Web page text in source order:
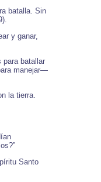
batalla. Sin
y ganar,
para batallar
manejar—
la tierra.
Santo